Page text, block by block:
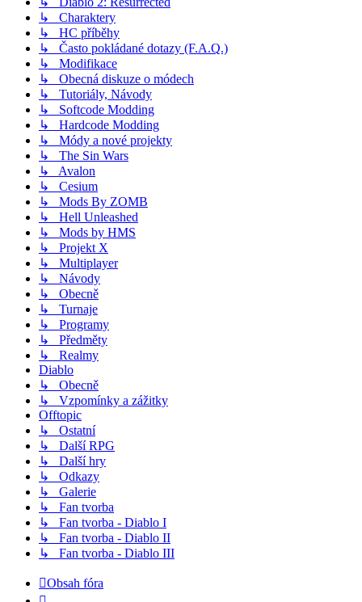
↳ Charaktery
↳ HC příběhy
↳ Často pokládané dotazy (F.A.Q.)
↳ Modifikace
↳ Obecná diskuze o módech
↳ Tutoriály, Návody
↳ Softcode Modding
↳ Hardcode Modding
↳ Módy a nové projekty
↳ The Sin Wars
↳ Avalon
↳ Cesium
↳ Mods By ZOMB
↳ Hell Unleashed
↳ Mods by HMS
↳ Projekt X
↳ Multiplayer
↳ Návody
↳ Obecně
↳ Turnaje
↳ Programy
↳ Předměty
↳ Realmy
Diablo
↳ Obecně
↳ Vzpomínky a zážitky
Offtopic
↳ Ostatní
↳ Další RPG
↳ Další hry
↳ Odkazy
↳ Galerie
↳ Fan tvorba
↳ Fan tvorba - Diablo I
↳ Fan tvorba - Diablo II
↳ Fan tvorba - Diablo III
Obsah fóra